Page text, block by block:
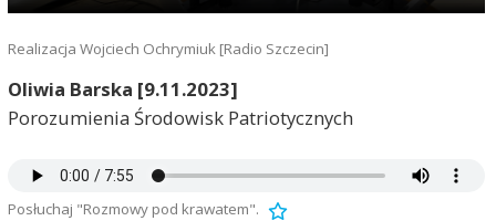
Realizacja Wojciech Ochrymiuk [Radio Szczecin]
Oliwia Barska [9.11.2023]
Porozumienia Środowisk Patriotycznych
Posłuchaj "Rozmowy pod krawatem".